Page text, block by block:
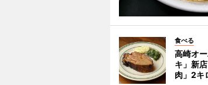
食べる
高崎オ
キ」新
肉」2キ